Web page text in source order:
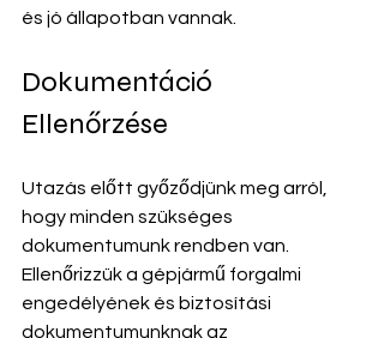
és jó állapotban vannak.
Dokumentáció
Ellenőrzése
Utazás előtt győződjünk meg arról,
hogy minden szükséges
dokumentumunk rendben van.
Ellenőrizzük a gépjármű forgalmi
engedélyének és biztosítási
dokumentumunknak az